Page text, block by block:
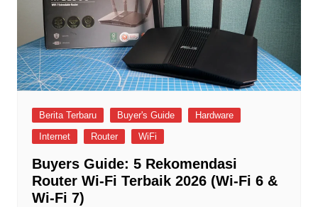
Berita Terbaru Buyer's Guide
Hardware
Internet
Router WiFi
Buyers Guide: 5 Rekomendasi
Router Wi-Fi Terbaik 2026 (Wi-Fi 6 &
Wi-Fi 7)